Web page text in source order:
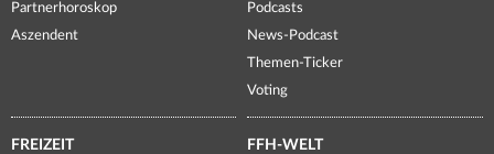
Partnerhoroskop
Aszendent
Podcasts
News-Podcast
Themen-Ticker
Voting
FREIZEIT FFH-WELT